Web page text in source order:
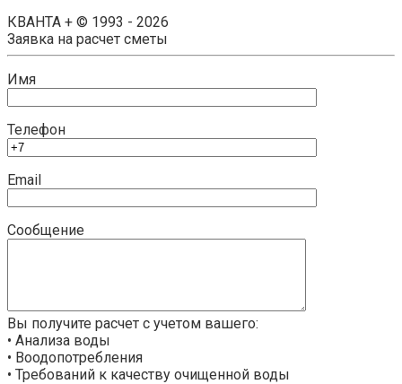
КВАНТА + © 1993 - 2026
Заявка на расчет сметы
Имя
Телефон
Email
Сообщение
Вы получите расчет с учетом вашего:
• Анализа воды
• Воодопотребления
• Требований к качеству очищенной воды